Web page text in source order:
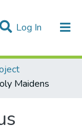
Log In (current)
Maidens